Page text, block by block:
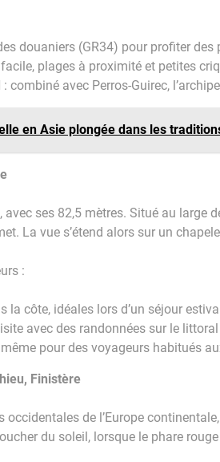
douaniers (GR34) pour profiter
plages à proximité et petites
: combiné avec Perros-Guirec,
en Asie plongée dans les
avec ses 82,5 mètres. Situé au
La vue s’étend alors sur un
:
la côte, idéales lors d’un séjour
avec des randonnées sur le
pour des voyageurs habitués
Finistère
de l’Europe
du soleil, lorsque le phare